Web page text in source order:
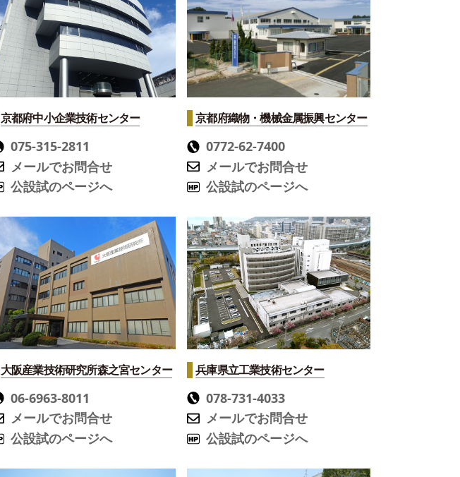
京都府中小企業技術センター
075-315-2811
メールでお問合せ
公設試のページへ
京都府織物・機械金属振興センター
0772-62-7400
メールでお問合せ
公設試のページへ
大阪産業技術研究所森之宮センター
06-6963-8011
メールでお問合せ
公設試のページへ
兵庫県立工業技術センター
078-731-4033
メールでお問合せ
公設試のページへ